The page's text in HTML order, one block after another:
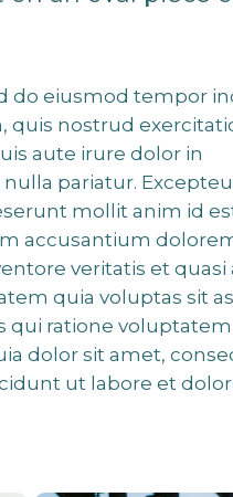
do eiusmod tempor
quis nostrud
aute irure dolor in
pariatur.
mollit anim id
accusantium
veritatis et
quia voluptas sit
qui ratione
dolor sit amet,
ut labore et